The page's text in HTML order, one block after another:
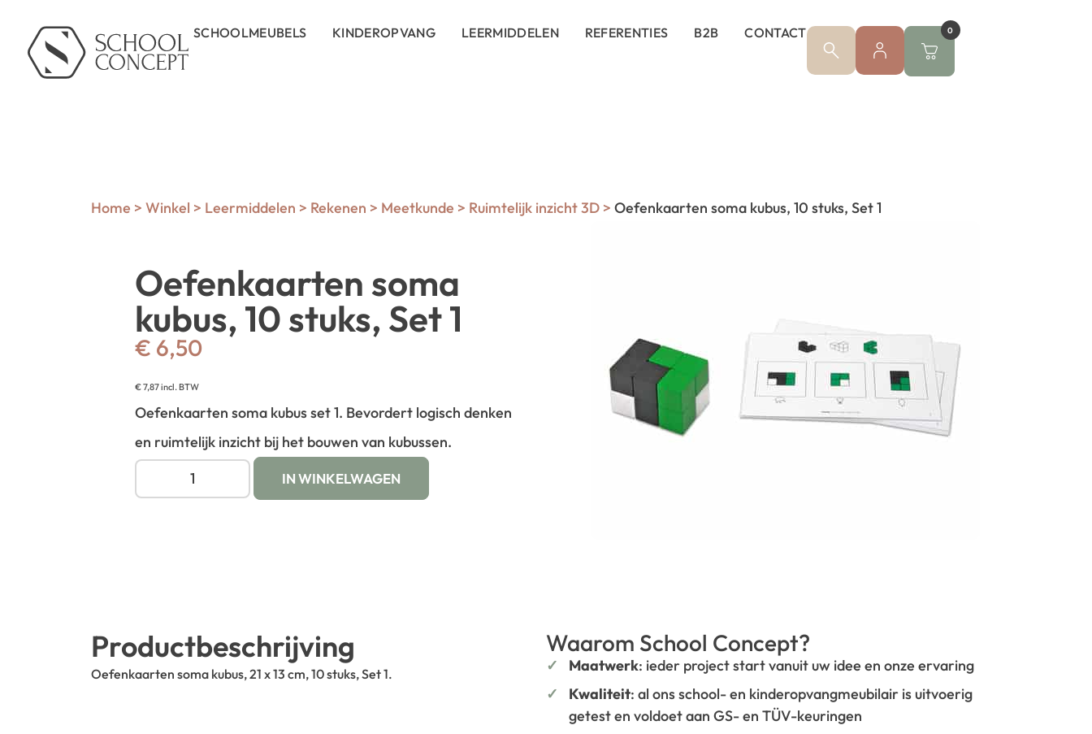
SCHOOLMEUBELS KINDEROPVANG LEERMIDDELEN REFERENTIES B2B CONTACT 0
Home > Winkel > Leermiddelen > Rekenen > Meetkunde > Ruimtelijk inzicht 3D > Oefenkaarten soma kubus, 10 stuks, Set 1
Oefenkaarten soma
kubus, 10 stuks, Set 1
€ 6,50
€7,87incl. BTW
Oefenkaarten soma kubus set 1. Bevordert logisch denken
en ruimtelijk inzicht bij het bouwen van kubussen.
IN WINKELWAGEN
Productbeschrijving
Oefenkaarten soma kubus, 21 x 13 cm, 10 stuks, Set 1.
Waarom School Concept?
Maatwerk: ieder project start vanuit uw idee en onze ervaring
Kwaliteit: al ons school- en kinderopvangmeubilair is uitvoerig
getest en voldoet aan GS- en TÜV-keuringen